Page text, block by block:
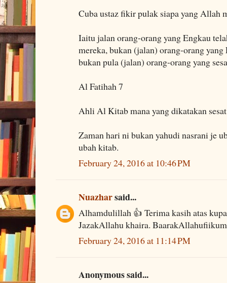
Cuba ustaz fikir pulak siapa yang Allah
Iaitu jalan orang-orang yang Engkau
mereka, bukan (jalan) orang-orang
bukan pula (jalan) orang-orang yang
Al Fatihah 7
Ahli Al Kitab mana yang dikatakan
Zaman hari ni bukan yahudi nasrani je
ubah kitab.
February 24, 2016 at 10:46 PM
Nuazharsaid...
Alhamdulillah 👍 Terima kasih atas
JazakAllahu khaira. BaarakAllahufiikum
February 24, 2016 at 11:14 PM
Anonymous said...